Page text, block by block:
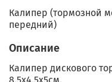
Калипер (тормозной
передний)
Описание
Калипер дискового
8.5x4.5x5см.